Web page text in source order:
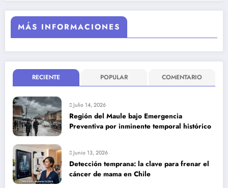
MÁS INFORMACIONES
RECIENTE POPULAR COMENTARIO
Julio 14, 2026
Región del Maule bajo Emergencia
Preventiva por inminente temporal histórico
Junio 13, 2026
Detección temprana: la clave para frenar el
cáncer de mama en Chile